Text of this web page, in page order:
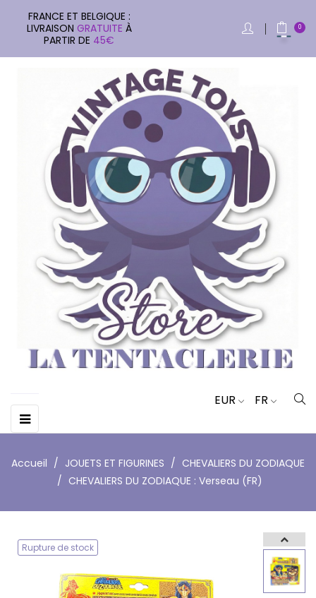
FRANCE ET BELGIQUE :
LIVRAISON GRATUITE À
PARTIR DE 45€
0
Basculer
la
☰
FR
EUR
Accueil JOUETS ET FIGURINES
CHEVALIERS DU ZODIAQUE
CHEVALIERS DU ZODIAQUE : Verseau (FR)
Rupture de stock